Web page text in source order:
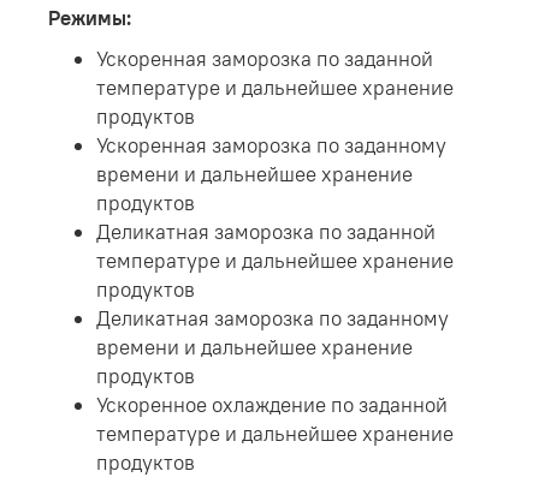
Режимы:
Ускоренная заморозка по заданной
температуре и дальнейшее хранение
продуктов
Ускоренная заморозка по заданному
времени и дальнейшее хранение
продуктов
Деликатная заморозка по заданной
температуре и дальнейшее хранение
продуктов
Деликатная заморозка по заданному
времени и дальнейшее хранение
продуктов
Ускоренное охлаждение по заданной
температуре и дальнейшее хранение
продуктов